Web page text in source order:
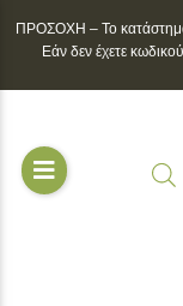
ΠΡΟΣΟΧΗ – To κατάστημα
Εάν δεν έχετε